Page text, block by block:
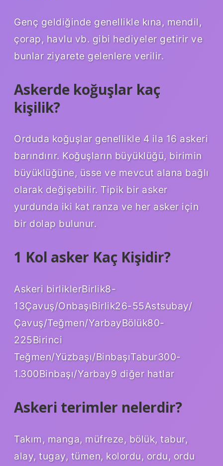
Genç geldiğinde genellikle kına, mendil,
çorap, havlu vb. gibi hediyeler getirir ve
bunlar ziyarete gelenlere verilir.
Askerde koğuşlar kaç
kişilik?
Orduda koğuşlar genellikle 4 ila 16 askeri
barındırır. Koğuşların büyüklüğü, birimin
büyüklüğüne, üsse ve mevcut alana bağlı
olarak değişebilir. Tipik bir asker
yurdunda iki kat ranza ve her asker için
bir dolap bulunur.
1 Kol asker Kaç Kişidir?
Askeri birliklerBirlik8-
13Çavuş/OnbaşıBirlik26-55Astsubay/
Çavuş/Teğmen/YarbayBölük80-
225Birinci
Teğmen/Yüzbaşı/BinbaşıTabur300-
1.300Binbaşı/Yarbay9 diğer hatlar
Askeri terimler nelerdir?
Takım, manga, müfreze, bölük, tabur,
alay, tugay, tümen, kolordu, ordu, ordu